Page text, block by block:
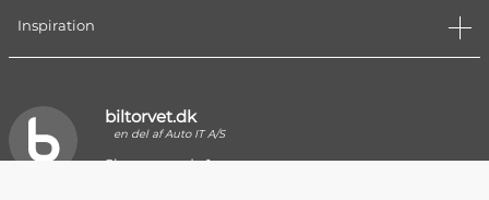
Inspiration
biltorvet.dk
en del af Auto IT A/S
Skagensgade 1